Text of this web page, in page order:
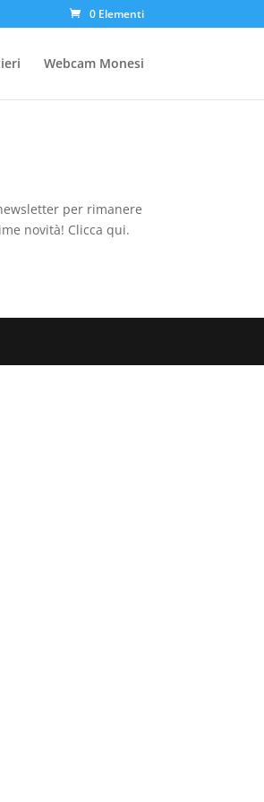
0 Elementi
Webcam Monesi
per rimanere
novità! Clicca qui.